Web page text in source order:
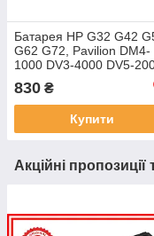
Батарея HP G32 G42
G62 G72, Pavilion DM4-
1000 DV3-4000 DV5-
DV6-3000 DV6-4000
5200mAh
830 ₴
Купити
Акційні